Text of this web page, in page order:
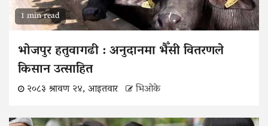
1 min read
भोजपुर हतुवागढी : अनुदानमा भैँसी वितरणले
किसान उत्साहित
२०८३ श्रावण २४, आइतवार भिओके